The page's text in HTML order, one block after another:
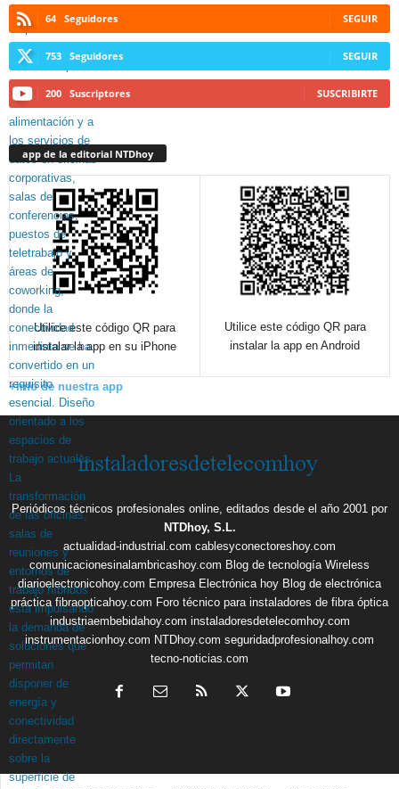
64 Seguidores SEGUIR
753 Seguidores SEGUIR
200 Suscriptores SUSCRIBIRTE
app de la editorial NTDhoy
Utilice este código QR para
instalar la app en su iPhone
Utilice este código QR para
instalar la app en Android
+info de nuestra app
Periódicos técnicos profesionales online, editados desde el año 2001 por
NTDhoy, S.L.
actualidad-industrial.com cablesyconectoreshoy.com
comunicacionesinalambricashoy.com Blog de tecnología Wireless
diarioelectronicohoy.com Empresa Electrónica hoy Blog de electrónica
práctica fibraopticahoy.com Foro técnico para instaladores de fibra óptica
industriaembebidahoy.com instaladoresdetelecomhoy.com
instrumentacionhoy.com NTDhoy.com seguridadprofesionalhoy.com
tecno-noticias.com